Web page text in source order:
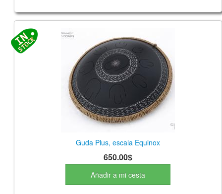
Guda Plus, escala Equinox
650.00$
Añadir a mi cesta